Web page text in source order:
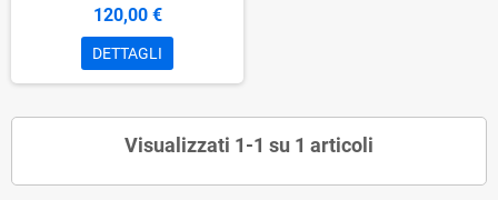
120,00 €
DETTAGLI
Visualizzati 1-1 su 1 articoli